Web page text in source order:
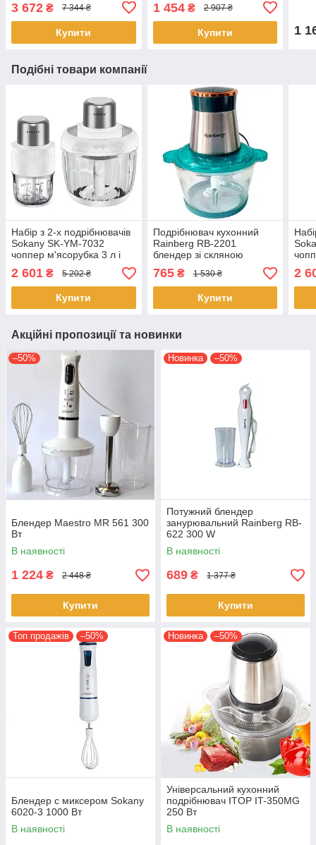
тістоміс міксер
3 672 ₴ 7 344 ₴
Купити
1 454₴ 2 907 ₴
Купити 1
Подібні товари компанії
Набір з 2-х подрібнювачів
Sokany SK-YM-7032
чоппер м'ясорубка 3 л і
0,5 л 800 Вт Білий
2 601 ₴ 5 202 ₴
Купити
Подрібнювач кухонний
Rainberg RB-2201
блендер зі скляною
чашею чоппер 2 л 1300 Вт
765₴ 1 530 ₴
Купити
0,5
2
Акційні пропозиції та новинки
–50%
Блендер Maestro MR 561 300
Вт
В наявності
1 224 ₴ 2 448 ₴
Купити
Новинка –50%
Потужний блендер
занурювальний Rainberg RB-
622 300 W
багатофункціональний
занурювальний ручний
подрібнювач
В наявності
689 ₴ 1 377 ₴
Купити
Топ продажів –50%
Блендер с миксером Sokany
6020-3 1000 Вт
В наявності
Новинка –50%
Універсальний кухонний
подрібнювач ITOP IT-350MG
250 Вт
В наявності